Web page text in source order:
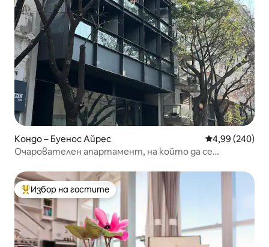
Кондо – Буенос Айрес Средна
4,99 (240)
Очарователен апартамент, на който да се
Най-популярен избор на гостите
Избор на гостите